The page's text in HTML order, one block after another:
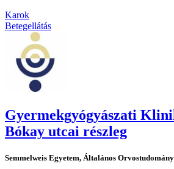
Karok
Betegellátás
Gyermekgyógyászati
Bókay utcai részleg
Semmelweis Egyetem, Általános